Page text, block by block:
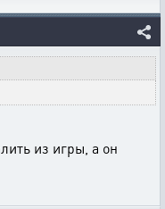
из игры, а он